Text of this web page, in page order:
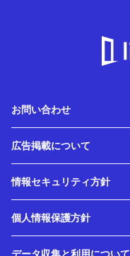
お問い合わせ
広告掲載について
情報セキュリティ方針
個人情報保護方針
データ収集と利用について